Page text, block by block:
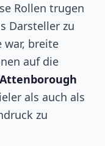
Rollen trugen
Darsteller zu
war, breite
auf die
als auch als
zu